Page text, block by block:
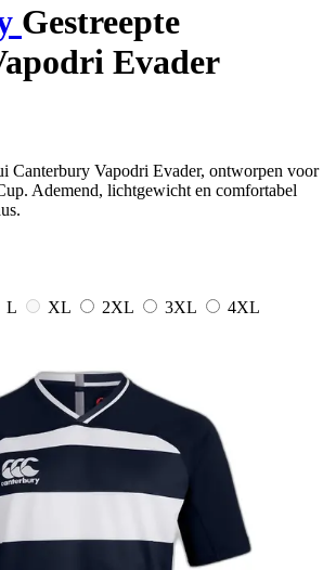
Gestreepte
Evader
Canterbury Vapodri Evader, ontworpen voor
Ademend, lichtgewicht en comfortabel
L XL 2XL 3XL
4XL